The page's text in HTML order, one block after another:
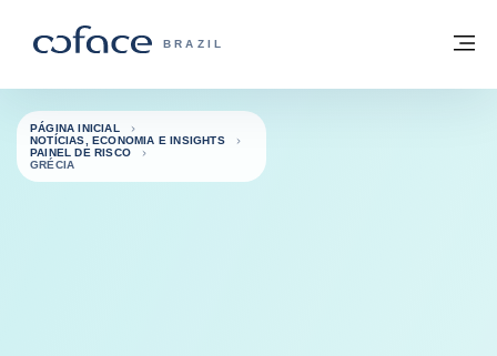
COFACE FOR TRADE - SITE DO GRUPO
BRAZIL
Voltar à página inicial
PÁGINA INICIAL
NOTÍCIAS, ECONOMIA E INSIGHTS
PAINEL DE RISCO
GRÉCIA